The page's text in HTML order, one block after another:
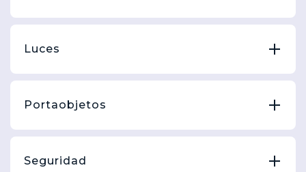
Luces
Portaobjetos
Seguridad